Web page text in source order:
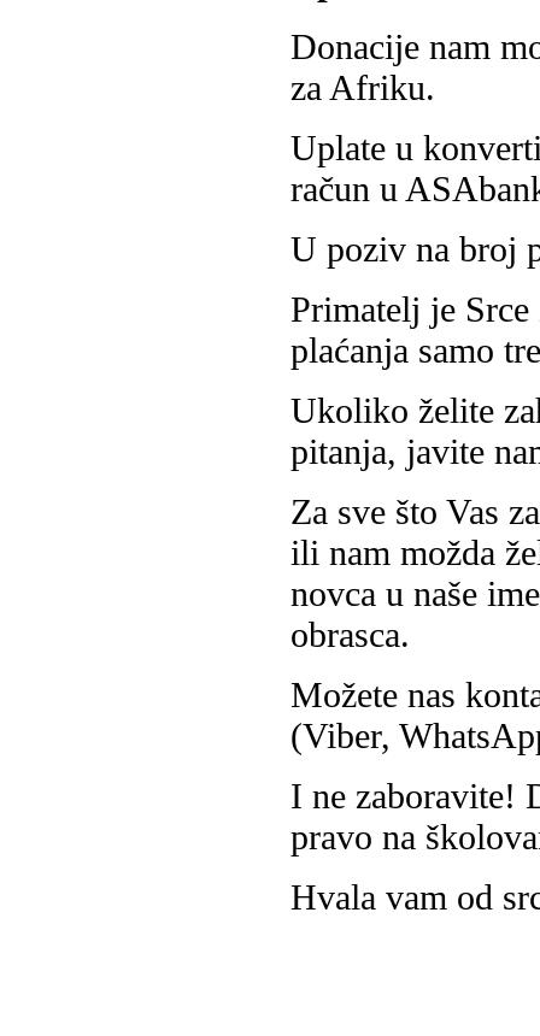
Donacije nam
za Afriku.
Uplate u
račun u
U poziv na broj
Primatelj je
plaćanja samo
Ukoliko želite
pitanja, javite
Za sve što Vas
ili nam možda
novca u naše
obrasca.
Možete nas
(Viber,
I ne zaboravite!
pravo na
Hvala vam od